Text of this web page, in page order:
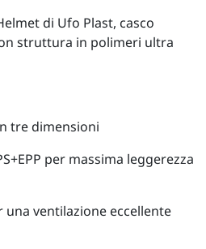
di Ufo Plast, casco
struttura in polimeri ultra
tre dimensioni
per massima leggerezza
ventilazione eccellente